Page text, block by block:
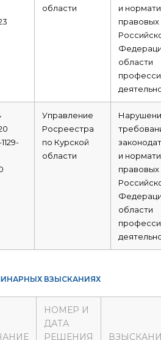
области
и
правовых
области
Управление
Росреестра
по Курской
области
и
правовых
области
ВЗЫСКАНИЯХ
НОМЕР И
ДАТА
РЕШЕНИЯ